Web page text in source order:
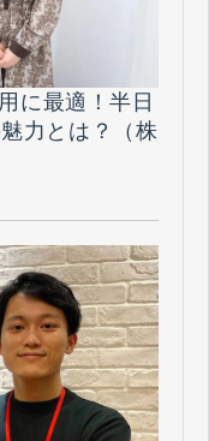
に最適！半日
力とは？（株